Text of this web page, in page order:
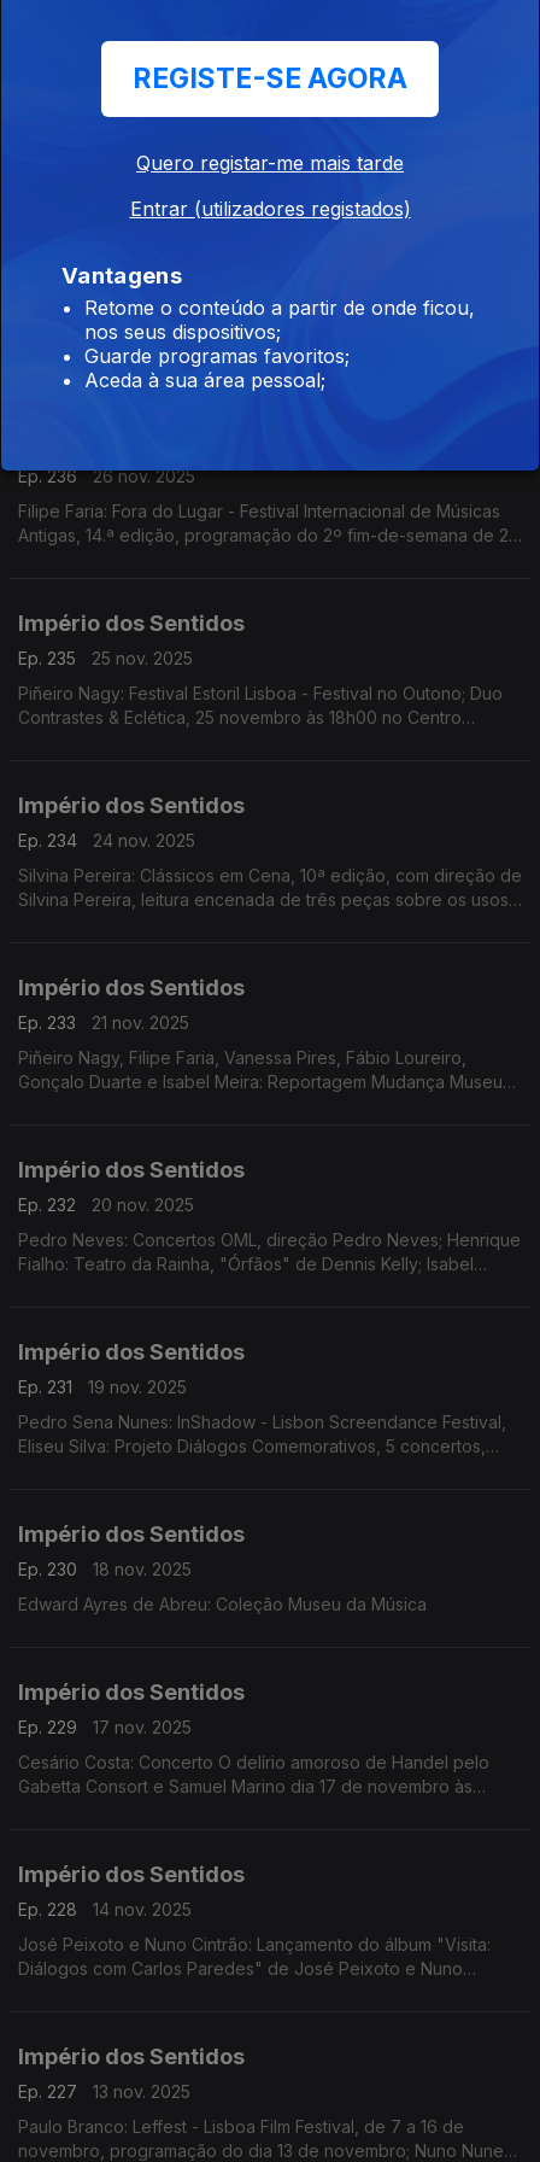
Chovia Muito e Chegou o Trator Novo" Penela
Império dos Sentidos
28 nov. 2025
Laginha, Margarida Campelo: 50º Aniversário Köln Concert;
José António Falcão: Terras Sem Sombra
27 nov. 2025
Pedro Amaral: Concerto Orquestra Metropolitana, São Roque;
Gonçalo Duarte: Festival Internacional e Concurso de Música
Infante D. Henrique; Luís Tinoco: CD Kokyuu; Ana Rita Barata:
Ep. 236
26 nov. 2025
Filipe Faria: Fora do Lugar - Festival Internacional de Músicas
Antigas, 14.ª edição, programação do 2º fim-de-semana de 27
Império dos Sentidos
Ep. 235
25 nov. 2025
Piñeiro Nagy: Festival Estoril Lisboa - Festival no Outono; Duo
Contrastes & Eclética, 25 novembro às 18h00 no Centro
Império dos Sentidos
Ep. 234
24 nov. 2025
Silvina Pereira: Clássicos em Cena, 10ª edição, com direção de
Silvina Pereira, leitura encenada de três peças sobre os usos
Império dos Sentidos
Ep. 233
21 nov. 2025
Piñeiro Nagy, Filipe Faria, Vanessa Pires, Fábio Loureiro,
Gonçalo Duarte e Isabel Meira: Reportagem Mudança Museu
Império dos Sentidos
Ep. 232
20 nov. 2025
Pedro Neves: Concertos OML, direção Pedro Neves; Henrique
Fialho: Teatro da Rainha, "Órfãos" de Dennis Kelly; Isabel
Império dos Sentidos
Ep. 231
19 nov. 2025
Pedro Sena Nunes: InShadow - Lisbon Screendance Festival,
Eliseu Silva: Projeto Diálogos Comemorativos, 5 concertos,
Império dos Sentidos
Ep. 230
18 nov. 2025
Edward Ayres de Abreu: Coleção Museu da Música
Império dos Sentidos
Ep. 229
17 nov. 2025
Cesário Costa: Concerto O delírio amoroso de Handel pelo
Gabetta Consort e Samuel Marino dia 17 de novembro às
Império dos Sentidos
Ep. 228
14 nov. 2025
José Peixoto e Nuno Cintrão: Lançamento do álbum "Visita:
Diálogos com Carlos Paredes" de José Peixoto e Nuno
Império dos Sentidos
Ep. 227
13 nov. 2025
Paulo Branco: Leffest - Lisboa Film Festival, de 7 a 16 de
novembro, programação do dia 13 de novembro; Nuno Nunes:
REGISTE-SE AGORA
Quero registar-me mais tarde
Entrar (utilizadores registados)
Vantagens
Retome o conteúdo a partir de onde ficou,
nos seus dispositivos;
Guarde programas favoritos;
Aceda à sua área pessoal;